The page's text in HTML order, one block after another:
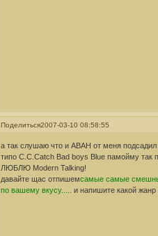
Поделиться2007-03-10 08:58:55
а так слушаю что и АВАН от меня
типо C.C.Catch Bad boys Blue памойму
ЛЮБЛЮ Modern Talking!
давайте щас отпишемсамые самые
по вашему вкусу.....
и напишите какой